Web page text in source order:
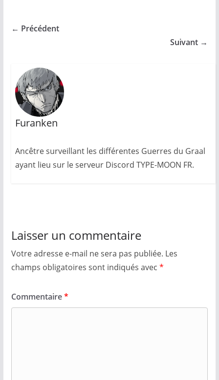
← Précédent
Suivant →
Furanken
Ancêtre surveillant les différentes Guerres du Graal
ayant lieu sur le serveur Discord TYPE-MOON FR.
Laisser un commentaire
Votre adresse e-mail ne sera pas publiée. Les
champs obligatoires sont indiqués avec *
Commentaire*